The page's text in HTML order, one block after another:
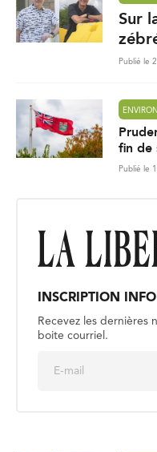
Sur
Publié le
fin de
Publié le
INSCRIPTION
Recevez les dernières
boite courriel.